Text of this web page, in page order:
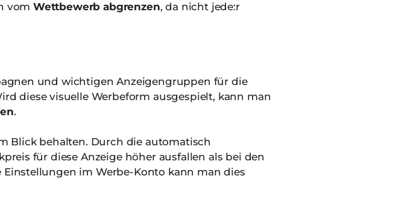
vom Wettbewerb abgrenzen, da nicht jede:r
und wichtigen Anzeigengruppen für die
diese visuelle Werbeform ausgespielt, kann man
.
Blick behalten. Durch die automatisch
für diese Anzeige höher ausfallen als bei den
im Werbe-Konto kann man dies